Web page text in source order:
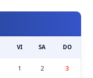
VI SA DO
1 2 3